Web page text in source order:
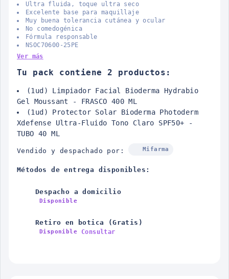
Ultra fluida, toque ultra seco
Excelente base para maquillaje
Muy buena tolerancia cutánea y ocular
No comedogénica
Fórmula responsable
NSOC70600-25PE
Ver más
Tu pack contiene 2 productos:
(1ud) Limpiador Facial Bioderma Hydrabio
Gel Moussant - FRASCO 400 ML
(1ud) Protector Solar Bioderma Photoderm
Xdefense Ultra-Fluido Tono Claro SPF50+ -
TUBO 40 ML
Vendido y despachado por: Mifarma
Métodos de entrega disponibles:
Despacho a domicilio
Disponible
Retiro en botica (Gratis)
Disponible Consultar